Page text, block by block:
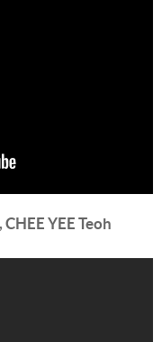
, CHEE YEE Teoh